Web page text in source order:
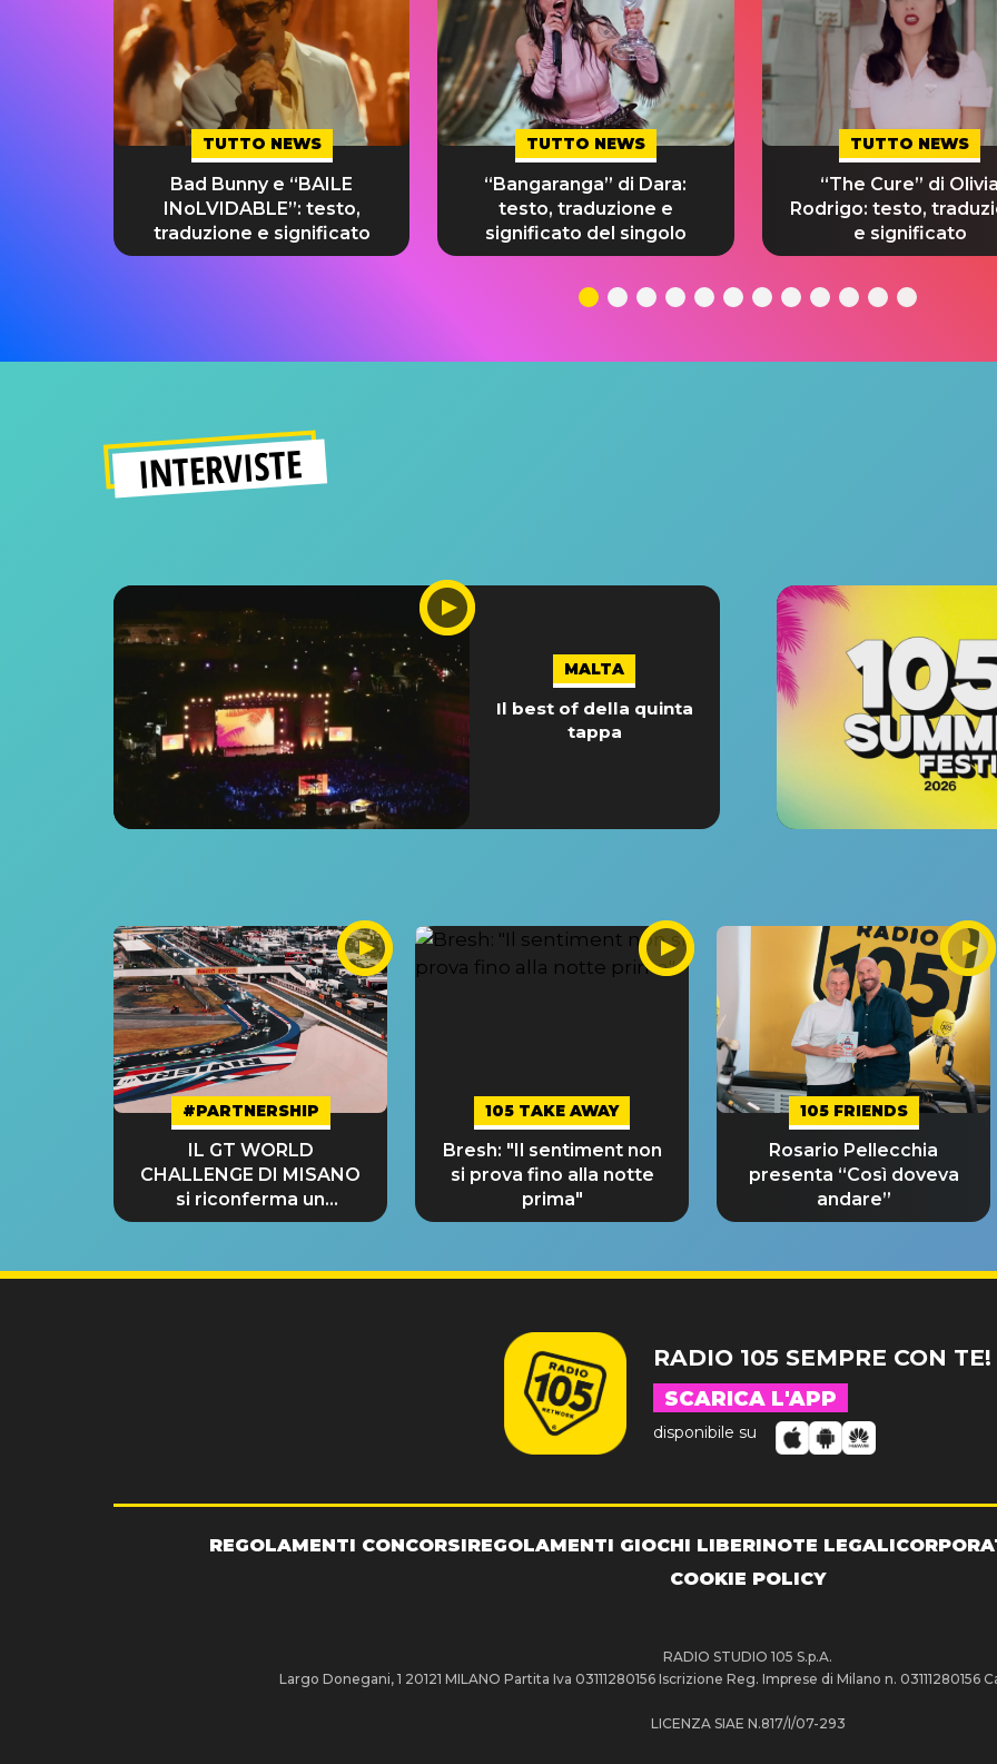
TUTTO NEWS
Bad Bunny e “BAILE
INoLVIDABLE”: testo,
traduzione e significato
TUTTO NEWS
“Bangaranga” di Dara:
testo, traduzione e
significato del singolo
TUTTO NEWS
“The Cure” di Olivia
Rodrigo: testo,
e significato
INTERVISTE
MALTA
Il best of della quinta
tappa
#PARTNERSHIP
IL GT WORLD
CHALLENGE DI MISANO
si riconferma un
GRANDE SUCCESSO!
105 TAKE AWAY
Bresh: "Il sentiment non
si prova fino alla notte
prima"
105 FRIENDS
Rosario Pellecchia
presenta “Così doveva
andare”
RADIO 105 SEMPRE CON TE!
SCARICA L'APP
disponibile su
REGOLAMENTI CONCORSIREGOLAMENTI GIOCHI LIBERINOTE LEGALI
COOKIE POLICY
RADIO STUDIO 105 S.p.A.
Largo Donegani, 1 20121 MILANO Partita Iva 03111280156 Iscrizione Reg. Imprese di Milano n.
LICENZA SIAE N.817/I/07-293